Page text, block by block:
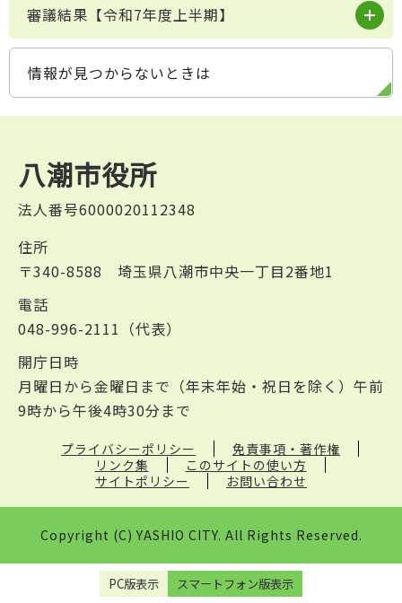
審議結果【令和7年度上半期】
情報が見つからないときは
八潮市役所
法人番号6000020112348
住所
〒340-8588 埼玉県八潮市中央一丁目2番地1
電話
048-996-2111（代表）
開庁日時
月曜日から金曜日まで（年末年始・祝日を除く）午前
9時から午後4時30分まで
プライバシーポリシー
免責事項・著作権
リンク集
このサイトの使い方
サイトポリシー
お問い合わせ
Copyright (C) YASHIO CITY. All Rights Reserved.
PC版表示 スマートフォン版表示